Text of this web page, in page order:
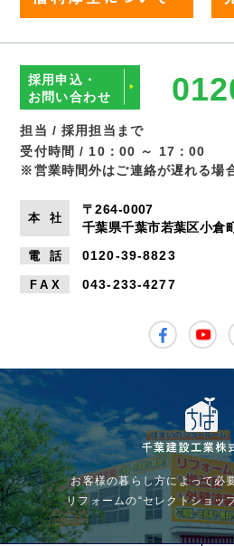
採用申込・
お問い合わせ
担当 / 採用担当まで
受付時間 / 10：00 ～ 17：00
※営業時間外はご連絡が遅れる場
本 社
〒264-0007
千葉県千葉市若葉区小倉
電 話 0120-39-8823
FA X 043-233-4277
お客様の暮らし方によって必
リフォームの“セレクトショッ